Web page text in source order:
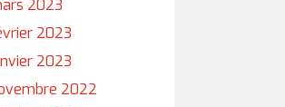
2023
2023
2023
2022